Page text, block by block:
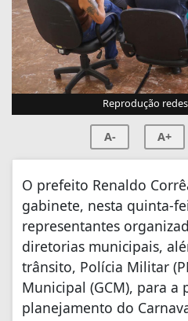
Reprodução
A- A+
O prefeito Renaldo
gabinete, nesta quinta-
representantes
diretorias municipais,
trânsito, Polícia Militar
Municipal (GCM), para
planejamento do